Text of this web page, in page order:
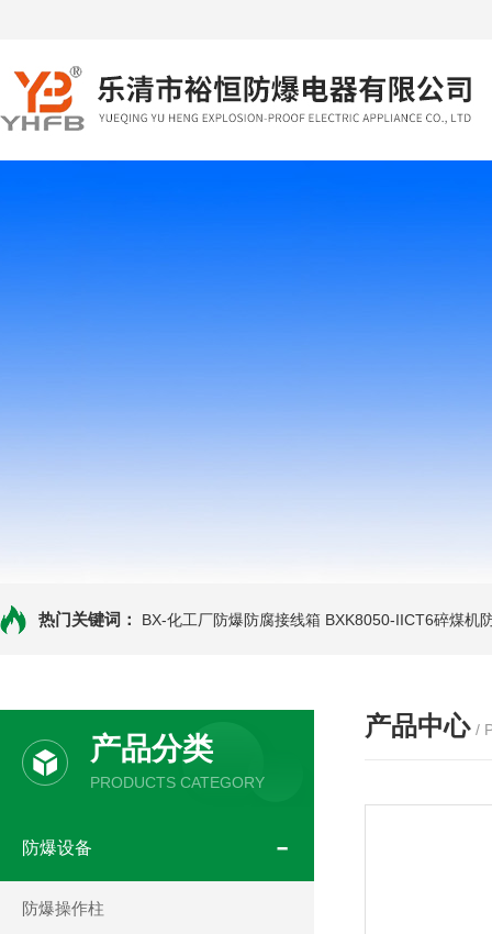
热门关键词： BX-化工厂防爆防腐接线箱 BXK8050-IICT6碎煤机
产品分类
PRODUCTS CATEGORY
防爆设备
防爆操作柱
产品中心 /